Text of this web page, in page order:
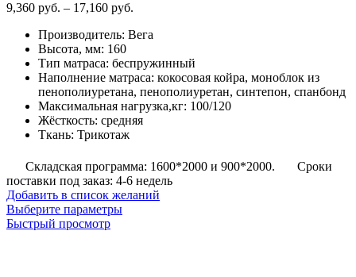
9,360 руб. – 17,160 руб.
9,360
–
17,160
руб.
Производитель: Вега
Высота, мм: 160
Тип матраса: беспружинный
Наполнение матраса: кокосовая койра, моноблок из
пенополиуретана, пенополиуретан, синтепон, спанбонд
Максимальная нагрузка,кг: 100/120
Жёсткость: средняя
Ткань: Трикотаж
Складская программа: 1600*2000 и 900*2000.
Сроки
поставки под заказ: 4-6 недель
Добавить в список желаний
Выберите параметрыЭтот
Быстрый просмотр